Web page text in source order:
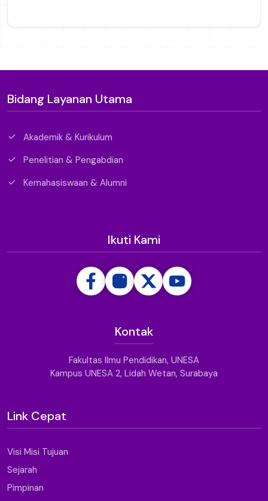
Bidang Layanan Utama
Akademik & Kurikulum
Penelitian & Pengabdian
Kemahasiswaan & Alumni
Ikuti Kami
Kontak
Fakultas Ilmu Pendidikan, UNESA
Kampus UNESA 2, Lidah Wetan, Surabaya
Link Cepat
Visi Misi Tujuan
Sejarah
Pimpinan